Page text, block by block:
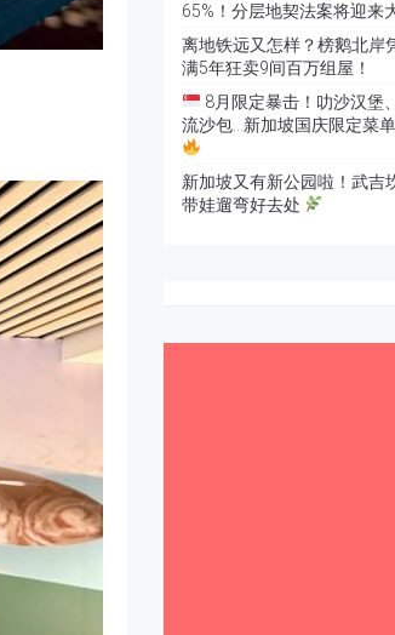
65%！分层地契法案将迎来
离地铁远又怎样？榜鹅北岸
满5年狂卖9间百万组屋！
8月限定暴击！叻沙汉堡
流沙包…新加坡国庆限定菜
新加坡又有新公园啦！武吉
带娃遛弯好去处